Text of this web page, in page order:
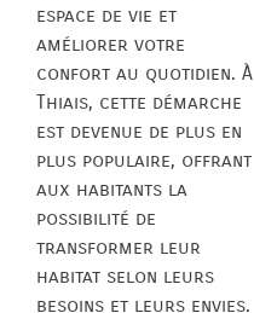
espace de vie et
améliorer votre
confort au quotidien. À
Thiais, cette démarche
est devenue de plus en
plus populaire, offrant
aux habitants la
possibilité de
transformer leur
habitat selon leurs
besoins et leurs envies.